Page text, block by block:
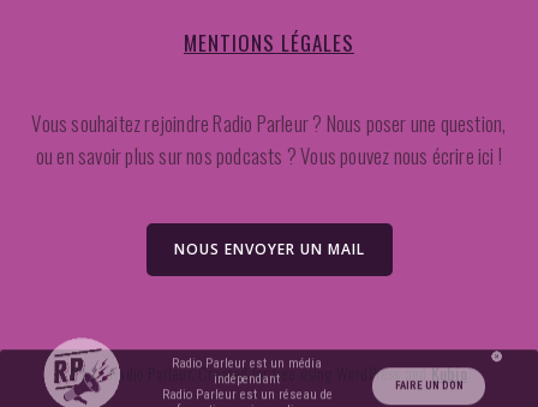
MENTIONS LÉGALES
Vous souhaitez rejoindre Radio Parleur ? Nous poser une question,
ou en savoir plus sur nos podcasts ? Vous pouvez nous écrire ici !
NOUS ENVOYER UN MAIL
2026 Radio Parleur. Created for free using WordPress andKubio
Radio Parleur est un média
indépendant